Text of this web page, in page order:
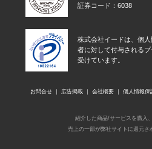
証券コード：6038
株式会社イードは、個
者に対して付与される
受けています。
お問合せ 広告掲載 会社概要 個人情報保
紹介した商品/サービスを購入
売上の一部が弊社サイトに還元さ